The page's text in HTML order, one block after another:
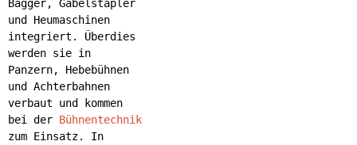
Bagger, Gabelstapler
und Heumaschinen
integriert. Überdies
werden sie in
Panzern, Hebebühnen
und Achterbahnen
verbaut und kommen
bei der Bühnentechnik
zum Einsatz. In